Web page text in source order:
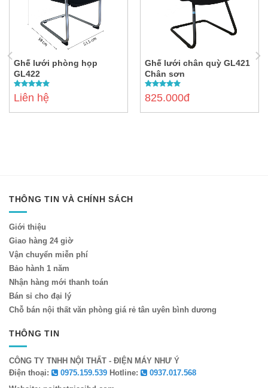
Ghế lưới phòng họp
GL422
5.00out of
5
Liên hệ
Ghế lưới chân quỳ GL421
Chân sơn
5.00out of
5
825.000đ
THÔNG TIN VÀ CHÍNH SÁCH
Giới thiệu
Giao hàng 24 giờ
Vận chuyển miễn phí
Bảo hành 1 năm
Nhận hàng mới thanh toán
Bán sỉ cho đại lý
Chỗ bán nội thất văn phòng giá rẻ tân uyên bình dương
THÔNG TIN
CÔNG TY TNHH NỘI THẤT - ĐIỆN MÁY NHƯ Ý
Điện thoại:
0975.159.539 Hotline:
0937.017.568